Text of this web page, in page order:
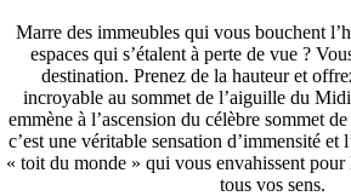
Marre des immeubles qui vous bouchent
espaces qui s’étalent à perte de vue ?
destination. Prenez de la hauteur et
incroyable au sommet de l’aiguille du
emmène à l’ascension du célèbre sommet
c’est une véritable sensation d’immensité et
« toit du monde » qui vous envahissent
tous vos sens.